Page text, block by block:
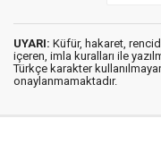
UYARI: Küfür, hakaret,
içeren, imla kuralları ile
Türkçe karakter
onaylanmamaktadır.